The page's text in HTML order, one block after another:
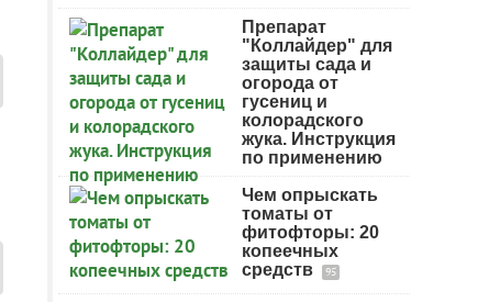
Препарат
"Коллайдер" для
защиты сада и
огорода от
гусениц и
колорадского
жука. Инструкция
по применению
Чем опрыскать
томаты от
фитофторы: 20
копеечных
средств
95